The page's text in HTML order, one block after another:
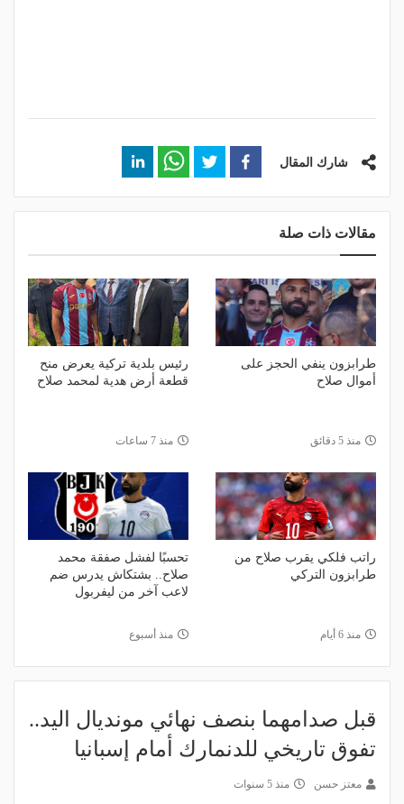
شارك المقال
مقالات ذات صلة
طرابزون ينفي الحجز على
أموال صلاح
منذ 5 دقائق
رئيس بلدية تركية يعرض منح
قطعة أرض هدية لمحمد صلاح
منذ 7 ساعات
راتب فلكي يقرب صلاح من
طرابزون التركي
منذ 6 أيام
تحسبًا لفشل صفقة محمد
صلاح.. بشتكاش يدرس ضم
لاعب آخر من ليفربول
منذ أسبوع
قبل صدامهما بنصف نهائي مونديال اليد..
تفوق تاريخي للدنمارك أمام إسبانيا
معتز حسن منذ 5 سنوات